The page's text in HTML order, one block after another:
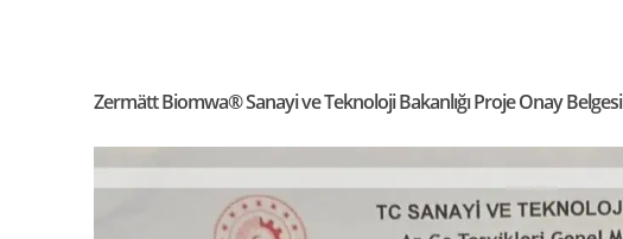
Zermätt Biomwa® Sanayi ve Teknoloji Bakanlığı Proje Onay Belgesi